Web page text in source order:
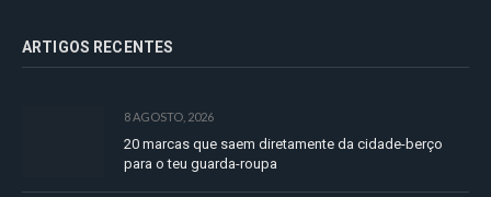
ARTIGOS RECENTES
8 AGOSTO, 2026
20 marcas que saem diretamente da cidade-berço
para o teu guarda-roupa